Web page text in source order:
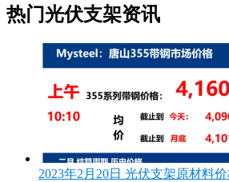
热门光伏支架资讯
2023年2月20日 光伏支架原材料